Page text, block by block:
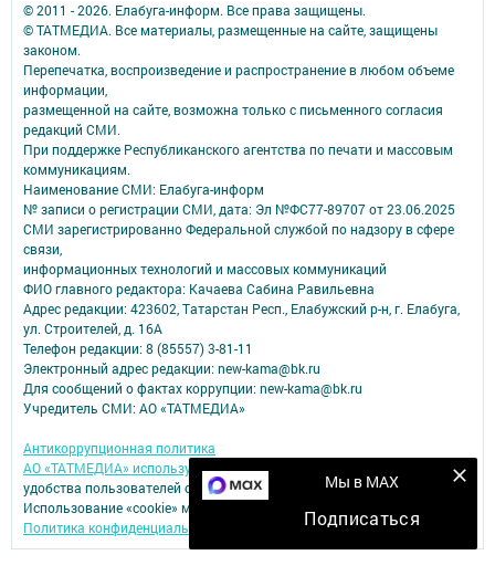
Мы в MAX
Подписаться
© 2011 - 2026. Елабуга-информ. Все права защищены.
© ТАТМЕДИА. Все материалы, размещенные на сайте, защищены
законом.
Перепечатка, воспроизведение и распространение в любом объеме
информации,
размещенной на сайте, возможна только с письменного согласия
редакций СМИ.
При поддержке Республиканского агентства по печати и массовым
коммуникациям.
Наименование СМИ: Елабуга-информ
№ записи о регистрации СМИ, дата: Эл №ФС77-89707 от 23.06.2025
СМИ зарегистрированно Федеральной службой по надзору в сфере
связи,
информационных технологий и массовых коммуникаций
ФИО главного редактора: Качаева Сабина Равильевна
Адрес редакции: 423602, Татарстан Респ., Елабужский р-н, г. Елабуга,
ул. Строителей, д. 16А
Телефон редакции: 8 (85557) 3-81-11
Электронный адрес редакции: new-kama@bk.ru
Для сообщений о фактах коррупции: new-kama@bk.ru
Учредитель СМИ: АО «ТАТМЕДИА»
Антикоррупционная политика
АО «ТАТМЕДИА» использует «cookie»для персонализации сервисов и
удобства пользователей сайтом.
Использование «cookie» можно отменить в настройках браузера.
Политика конфиденциальности